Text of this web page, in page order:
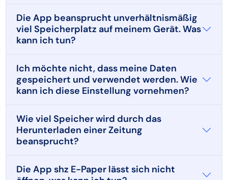
Die App beansprucht unverhältnismäßig
viel Speicherplatz auf meinem Gerät. Was
kann ich tun?
Ich möchte nicht, dass meine Daten
gespeichert und verwendet werden. Wie
kann ich diese Einstellung vornehmen?
Wie viel Speicher wird durch das
Herunterladen einer Zeitung
beansprucht?
Die App shz E-Paper lässt sich nicht